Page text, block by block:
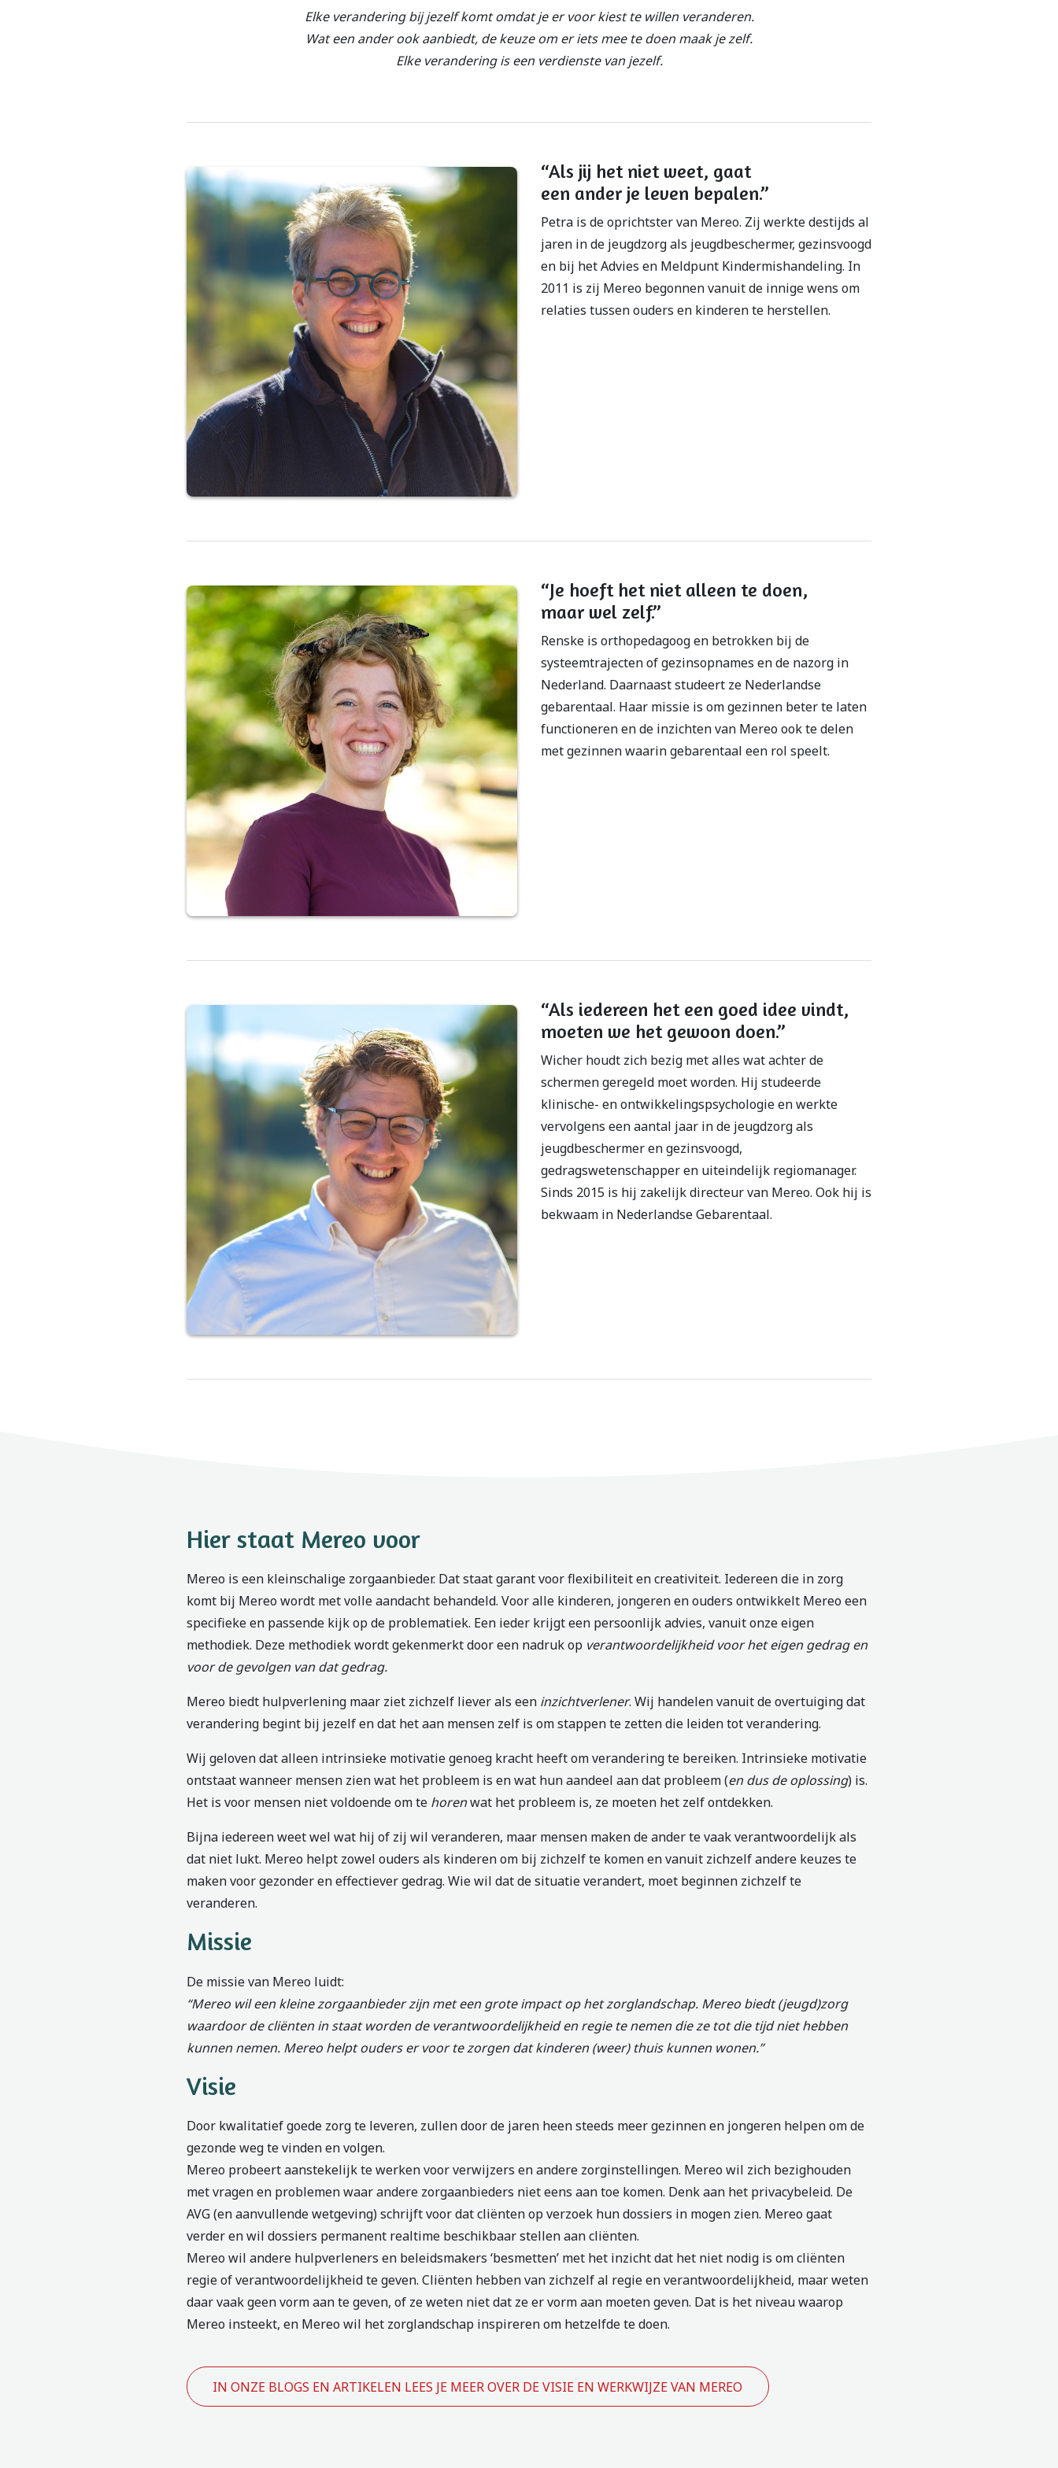
Elke verandering bij jezelf komt omdat je er voor kiest te willen veranderen.
Wat een ander ook aanbiedt, de keuze om er iets mee te doen maak je zelf.
Elke verandering is een verdienste van jezelf.
“Als jij het niet weet, gaat
een ander je leven bepalen.”
Petra is de oprichtster van Mereo. Zij werkte destijds al
jaren in de jeugdzorg als jeugdbeschermer, gezinsvoogd
en bij het Advies en Meldpunt Kindermishandeling. In
2011 is zij Mereo begonnen vanuit de innige wens om
relaties tussen ouders en kinderen te herstellen.
“Je hoeft het niet alleen te doen,
maar wel zelf.”
Renske is orthopedagoog en betrokken bij de
systeemtrajecten of gezinsopnames en de nazorg in
Nederland. Daarnaast studeert ze Nederlandse
gebarentaal. Haar missie is om gezinnen beter te laten
functioneren en de inzichten van Mereo ook te delen
met gezinnen waarin gebarentaal een rol speelt.
“Als iedereen het een goed idee vindt,
moeten we het gewoon doen.”
Wicher houdt zich bezig met alles wat achter de
schermen geregeld moet worden. Hij studeerde
klinische- en ontwikkelingspsychologie en werkte
vervolgens een aantal jaar in de jeugdzorg als
jeugdbeschermer en gezinsvoogd,
gedragswetenschapper en uiteindelijk regiomanager.
Sinds 2015 is hij zakelijk directeur van Mereo. Ook hij is
bekwaam in Nederlandse Gebarentaal.
Hier staat Mereo voor
Mereo is een kleinschalige zorgaanbieder. Dat staat garant voor flexibiliteit en creativiteit. Iedereen die in zorg
komt bij Mereo wordt met volle aandacht behandeld. Voor alle kinderen, jongeren en ouders ontwikkelt Mereo een
specifieke en passende kijk op de problematiek. Een ieder krijgt een persoonlijk advies, vanuit onze eigen
methodiek. Deze methodiek wordt gekenmerkt door een nadruk op verantwoordelijkheid voor het eigen gedrag en
voor de gevolgen van dat gedrag.
Mereo biedt hulpverlening maar ziet zichzelf liever als een inzichtverlener. Wij handelen vanuit de overtuiging dat
verandering begint bij jezelf en dat het aan mensen zelf is om stappen te zetten die leiden tot verandering.
Wij geloven dat alleen intrinsieke motivatie genoeg kracht heeft om verandering te bereiken. Intrinsieke motivatie
ontstaat wanneer mensen zien wat het probleem is en wat hun aandeel aan dat probleem (en dus de oplossing) is.
Het is voor mensen niet voldoende om te horenwat het probleem is, ze moeten het zelf ontdekken.
Bijna iedereen weet wel wat hij of zij wil veranderen, maar mensen maken de ander te vaak verantwoordelijk als
dat niet lukt. Mereo helpt zowel ouders als kinderen om bij zichzelf te komen en vanuit zichzelf andere keuzes te
maken voor gezonder en effectiever gedrag. Wie wil dat de situatie verandert, moet beginnen zichzelf te
veranderen.
Missie
De missie van Mereo luidt:
“Mereo wil een kleine zorgaanbieder zijn met een grote impact op het zorglandschap. Mereo biedt (jeugd)zorg
waardoor de cliënten in staat worden de verantwoordelijkheid en regie te nemen die ze tot die tijd niet hebben
kunnen nemen. Mereo helpt ouders er voor te zorgen dat kinderen (weer) thuis kunnen wonen.”
Visie
Door kwalitatief goede zorg te leveren, zullen door de jaren heen steeds meer gezinnen en jongeren helpen om de
gezonde weg te vinden en volgen.
Mereo probeert aanstekelijk te werken voor verwijzers en andere zorginstellingen. Mereo wil zich bezighouden
met vragen en problemen waar andere zorgaanbieders niet eens aan toe komen. Denk aan het privacybeleid. De
AVG (en aanvullende wetgeving) schrijft voor dat cliënten op verzoek hun dossiers in mogen zien. Mereo gaat
verder en wil dossiers permanent realtime beschikbaar stellen aan cliënten.
Mereo wil andere hulpverleners en beleidsmakers ‘besmetten’ met het inzicht dat het niet nodig is om cliënten
regie of verantwoordelijkheid te geven. Cliënten hebben van zichzelf al regie en verantwoordelijkheid, maar weten
daar vaak geen vorm aan te geven, of ze weten niet dat ze er vorm aan moeten geven. Dat is het niveau waarop
Mereo insteekt, en Mereo wil het zorglandschap inspireren om hetzelfde te doen.
IN ONZE BLOGS EN ARTIKELEN LEES JE MEER OVER DE VISIE EN WERKWIJZE VAN MEREO